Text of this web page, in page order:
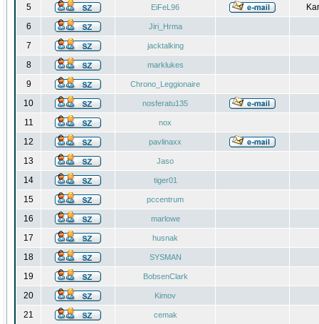
5 EiFeL96
6
Jiri_Hrma
7 jacktalking
8 marklukes
9 Chrono_Leggionaire
10 nosferatu135
11 nox
12 pavlinaxx
13 Jaso
14 tiger01
15 pccentrum
16 marlowe
17 husnak
18 SYSMAN
19 BobsenClark
20 Kimov
21 cemak